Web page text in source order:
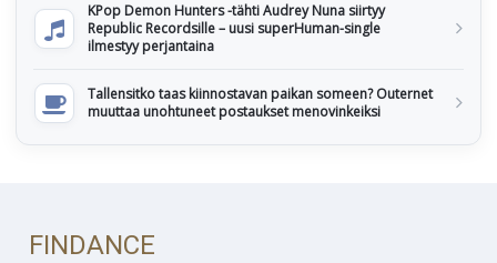
KPop Demon Hunters -tähti Audrey Nuna siirtyy
Republic Recordsille – uusi superHuman-single
ilmestyy perjantaina
Tallensitko taas kiinnostavan paikan someen? Outernet
muuttaa unohtuneet postaukset menovinkeiksi
FINDANCE